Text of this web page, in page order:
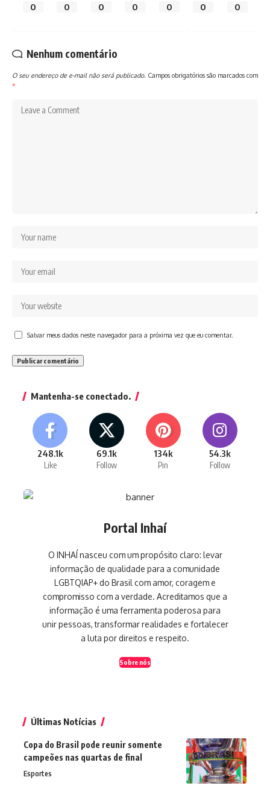
0 0 0 0 0 0 0
Nenhum comentário
O seu endereço de e-mail não será publicado. Campos obrigatórios são marcados com
*
Salvar meus dados neste navegador para a próxima vez que eu comentar.
Mantenha-se conectado.
248.1k
Like
69.1k
Follow
134k
Pin
54.3k
Follow
Portal Inhaí
O INHAÍ nasceu com um propósito claro: levar
informação de qualidade para a comunidade
LGBTQIAP+ do Brasil com amor, coragem e
compromisso com a verdade. Acreditamos que a
informação é uma ferramenta poderosa para
unir pessoas, transformar realidades e fortalecer
a luta por direitos e respeito.
Sobre nós
Últimas Notícias
Copa do Brasil pode reunir somente
campeões nas quartas de final
Esportes